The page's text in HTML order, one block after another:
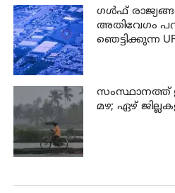
ഗൾഫ്
അതിവേഗം
ഞെട്ടിക്കുന്ന
സംസ്ഥാനത്ത്
മഴ; ഏഴ്